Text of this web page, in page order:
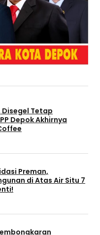
Tetap
Depok Akhirnya
Preman,
di Atas Air Situ 7